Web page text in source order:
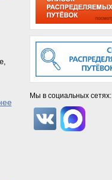
Мы в социальных сетях: